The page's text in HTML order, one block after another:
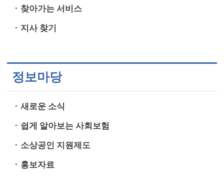
찾아가는 서비스
지사 찾기
정보마당
새로운 소식
쉽게 알아보는 사회보험
소상공인 지원제도
홍보자료